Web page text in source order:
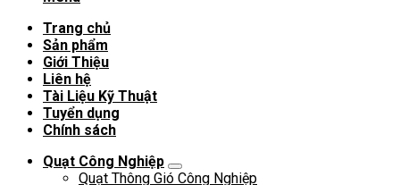
Trang chủ
Sản phẩm
Giới Thiệu
Liên hệ
Tài Liệu Kỹ Thuật
Tuyển dụng
Chính sách
Quạt Công Nghiệp
Quạt Thông Gió Công Nghiệp